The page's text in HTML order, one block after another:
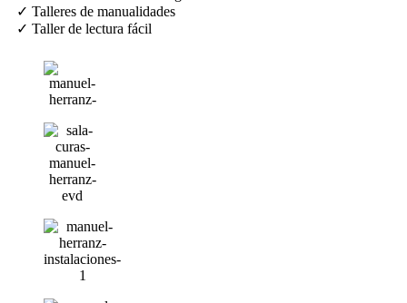
✓ Talleres de manualidades
✓ Taller de lectura fácil